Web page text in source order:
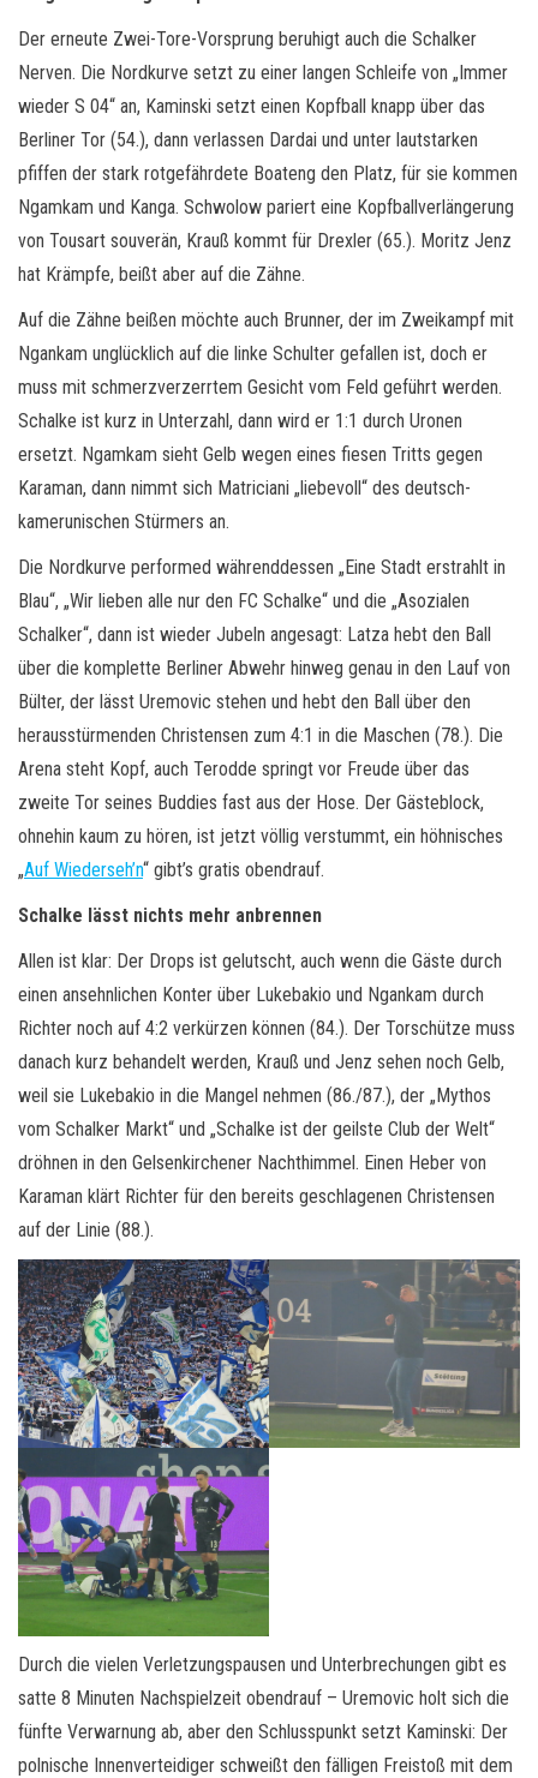
Der erneute Zwei-Tore-Vorsprung beruhigt auch die Schalker
Nerven. Die Nordkurve setzt zu einer langen Schleife von „Immer
wieder S 04“ an, Kaminski setzt einen Kopfball knapp über das
Berliner Tor (54.), dann verlassen Dardai und unter lautstarken
pfiffen der stark rotgefährdete Boateng den Platz, für sie kommen
Ngamkam und Kanga. Schwolow pariert eine Kopfballverlängerung
von Tousart souverän, Krauß kommt für Drexler (65.). Moritz Jenz
hat Krämpfe, beißt aber auf die Zähne.
Auf die Zähne beißen möchte auch Brunner, der im Zweikampf mit
Ngankam unglücklich auf die linke Schulter gefallen ist, doch er
muss mit schmerzverzerrtem Gesicht vom Feld geführt werden.
Schalke ist kurz in Unterzahl, dann wird er 1:1 durch Uronen
ersetzt. Ngamkam sieht Gelb wegen eines fiesen Tritts gegen
Karaman, dann nimmt sich Matriciani „liebevoll“ des deutsch-
kamerunischen Stürmers an.
Die Nordkurve performed währenddessen „Eine Stadt erstrahlt in
Blau“, „Wir lieben alle nur den FC Schalke“ und die „Asozialen
Schalker“, dann ist wieder Jubeln angesagt: Latza hebt den Ball
über die komplette Berliner Abwehr hinweg genau in den Lauf von
Bülter, der lässt Uremovic stehen und hebt den Ball über den
herausstürmenden Christensen zum 4:1 in die Maschen (78.). Die
Arena steht Kopf, auch Terodde springt vor Freude über das
zweite Tor seines Buddies fast aus der Hose. Der Gästeblock,
ohnehin kaum zu hören, ist jetzt völlig verstummt, ein höhnisches
„Auf Wiederseh’n“ gibt’s gratis obendrauf.
Schalke lässt nichts mehr anbrennen
Allen ist klar: Der Drops ist gelutscht, auch wenn die Gäste durch
einen ansehnlichen Konter über Lukebakio und Ngankam durch
Richter noch auf 4:2 verkürzen können (84.). Der Torschütze muss
danach kurz behandelt werden, Krauß und Jenz sehen noch Gelb,
weil sie Lukebakio in die Mangel nehmen (86./87.), der „Mythos
vom Schalker Markt“ und „Schalke ist der geilste Club der Welt“
dröhnen in den Gelsenkirchener Nachthimmel. Einen Heber von
Karaman klärt Richter für den bereits geschlagenen Christensen
auf der Linie (88.).
Durch die vielen Verletzungspausen und Unterbrechungen gibt es
satte 8 Minuten Nachspielzeit obendrauf – Uremovic holt sich die
fünfte Verwarnung ab, aber den Schlusspunkt setzt Kaminski: Der
polnische Innenverteidiger schweißt den fälligen Freistoß mit dem